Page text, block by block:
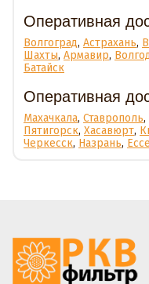
Оперативная
Волгоград, Астрахань,
Шахты, Армавир,
Батайск
Оперативная
Махачкала, Ставрополь,
Пятигорск, Хасавюрт,
Черкесск, Назрань,